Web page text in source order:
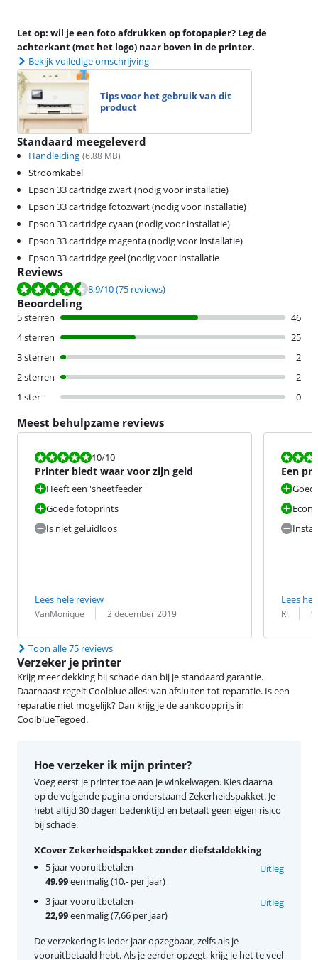
Let op: wil je een foto afdrukken op fotopapier? Leg de
achterkant (met het logo) naar boven in de printer.
Bekijk volledige omschrijving
Tips voor het gebruik van dit
product
Standaard meegeleverd
Handleiding (6.88 MB)
Stroomkabel
Epson 33 cartridge zwart (nodig voor installatie)
Epson 33 cartridge fotozwart (nodig voor installatie)
Epson 33 cartridge cyaan (nodig voor installatie)
Epson 33 cartridge magenta (nodig voor installatie)
Epson 33 cartridge geel (nodig voor installatie
Reviews
Beoordeling is 8,9 van de 10, gebaseerd op 75 reviews.
8,9/10(75 reviews)
Beoordeling
5 sterren
46
4 sterren
25
3 sterren
2
2 sterren
2
1 ster
0
Meest behulpzame reviews
Beoordeling is 10 van de 10.
10/10
Printer biedt waar voor zijn geld
Heeft een 'sheetfeeder'
Goede fotoprints
Is niet geluidloos
Lees hele review
Beoordeling door:
VanMonique
Datum: 2 december 2019
Een
bevalt
Lees
RJ
Datum: 9
Toon alle 75 reviews
Verzeker je printer
Krijg meer dekking bij schade dan bij je standaard garantie.
Daarnaast regelt Coolblue alles: van afsluiten tot reparatie. Is een
reparatie niet mogelijk? Dan krijg je de aankoopprijs in
CoolblueTegoed.
Hoe verzeker ik mijn printer?
Voeg eerst je printer toe aan je winkelwagen. Kies daarna
op de volgende pagina onderstaand Zekerheidspakket. Je
hebt altijd 30 dagen bedenktijd en betaalt geen eigen risico
bij schade.
XCover Zekerheidspakket zonder diefstaldekking
5 jaar vooruitbetalen
49,99eenmalig (10,- per jaar)
Uitleg
3 jaar vooruitbetalen
22,99eenmalig (7,66 per jaar)
Uitleg
De verzekering is ieder jaar opzegbaar, zelfs als je
vooruitbetaald hebt. Als je eerder opzegt, krijg je het te veel